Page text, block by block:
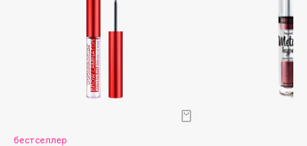
Boadicea The Victorious
BOOMSHOP
бестселлер